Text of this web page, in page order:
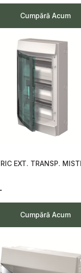
Cumpără Acum
EXT. TRANSP.
Cumpără Acum